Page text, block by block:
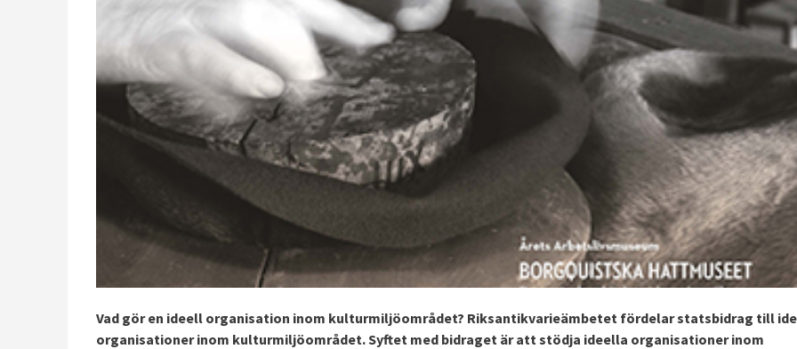
Vad gör en ideell organisation inom kulturmiljöområdet? Riksantikvarieämbetet fördelar statsbidrag till
organisationer inom kulturmiljöområdet. Syftet med bidraget är att stödja ideella organisationer inom